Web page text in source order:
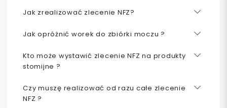
Jak zrealizować zlecenie NFZ?
Jak opróżnić worek do zbiórki moczu ?
Kto może wystawić zlecenie NFZ na produkty
stomijne ?
Czy muszę realizować od razu całe zlecenie
NFZ ?